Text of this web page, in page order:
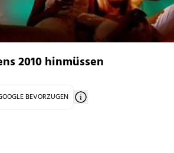
2010 hinmüssen
BEVORZUGEN